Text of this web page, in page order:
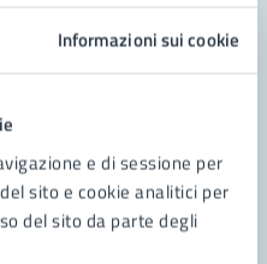
Informazioni sui cookie
e di sessione per
sito e cookie analitici per
del sito da parte degli